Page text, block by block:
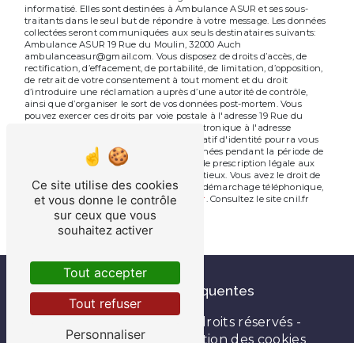
informatisé. Elles sont destinées à Ambulance ASUR et ses sous-
traitants dans le seul but de répondre à votre message. Les données
collectées seront communiquées aux seuls destinataires suivants:
Ambulance ASUR 19 Rue du Moulin, 32000 Auch
ambulanceasur@gmail.com. Vous disposez de droits d’accès, de
rectification, d’effacement, de portabilité, de limitation, d’opposition,
de retrait de votre consentement à tout moment et du droit
d’introduire une réclamation auprès d’une autorité de contrôle,
ainsi que d’organiser le sort de vos données post-mortem. Vous
pouvez exercer ces droits par voie postale à l'adresse 19 Rue du
Moulin, 32000 Auch ou par courrier électronique à l'adresse
ambulanceasur@gmail.com. Un justificatif d'identité pourra vous
être demandé. Nous conservons vos données pendant la période de
prise de contact puis pendant la durée de prescription légale aux
fins probatoires et de gestion des contentieux. Vous avez le droit de
vous inscrire sur la liste d'opposition au démarchage téléphonique,
disponible à cette adresse:Bloctel.gouv.fr. Consultez le site cnil.fr
pour plus d’informations sur vos droits.
Recherches fréquentes
- 2026 - Tous droits réservés -
Mentions légales
Gestion des cookies
Ce site utilise des cookies
et vous donne le contrôle
sur ceux que vous
souhaitez activer
Tout accepter
Tout refuser
Personnaliser